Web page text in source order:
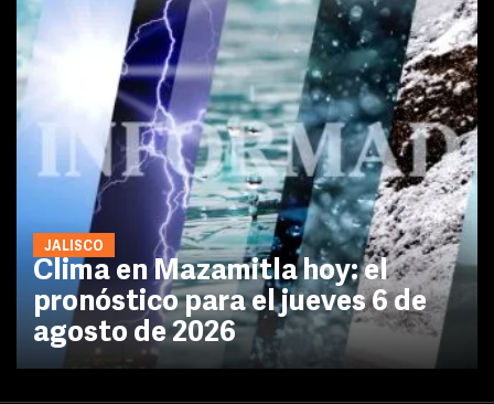
JALISCO
Clima en Mazamitla hoy: el
pronóstico para el jueves 6 de
agosto de 2026